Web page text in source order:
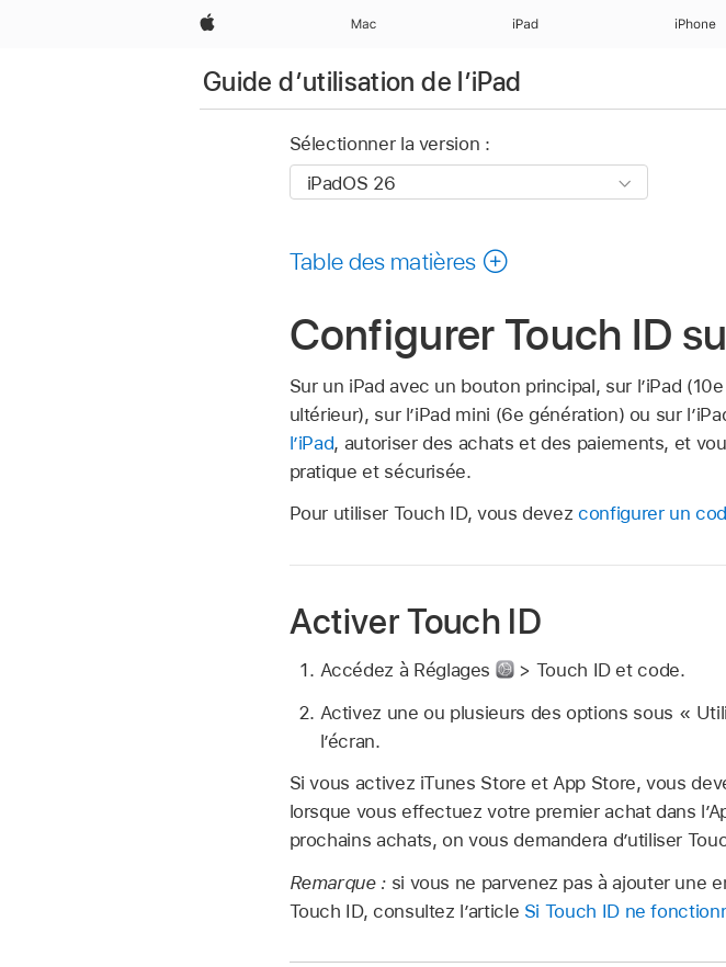
Apple Mac iPad iPhone
Guide d’utilisation de l’iPad
Sélectionner la version :
Table des matières
Configurer Touch ID
Sur un iPad avec un bouton principal, sur l’iPad
ultérieur), sur l’iPad mini (6e génération) ou sur
l’iPad, autoriser des achats et des paiements, et
pratique et sécurisée.
Pour utiliser Touch ID, vous devezconfigurer un
Activer Touch ID
Accédez à Réglages
> Touch ID et code.
Activez une ou plusieurs des options sous «
l’écran.
Si vous activez iTunes Store et App Store, vous
lorsque vous effectuez votre premier achat dans
prochains achats, on vous demandera d’utiliser
Remarque : si vous ne parvenez pas à ajouter une
Touch ID, consultez l’article Si Touch ID ne